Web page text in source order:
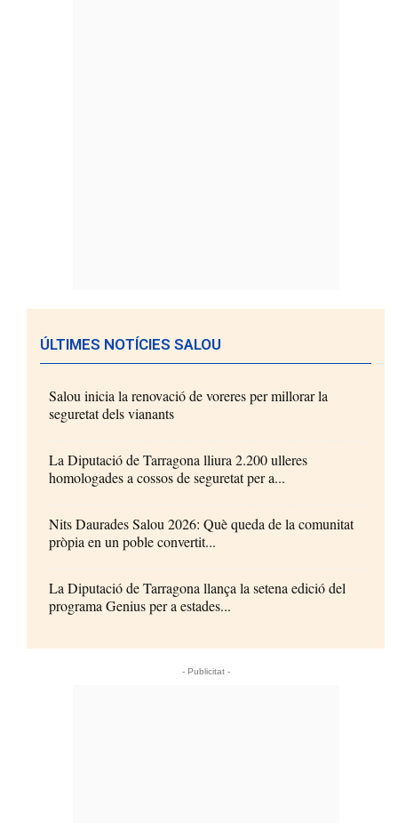
ÚLTIMES NOTÍCIES SALOU
Salou inicia la renovació de voreres per millorar la
seguretat dels vianants
La Diputació de Tarragona lliura 2.200 ulleres
homologades a cossos de seguretat per a...
Nits Daurades Salou 2026: Què queda de la comunitat
pròpia en un poble convertit...
La Diputació de Tarragona llança la setena edició del
programa Genius per a estades...
- Publicitat -